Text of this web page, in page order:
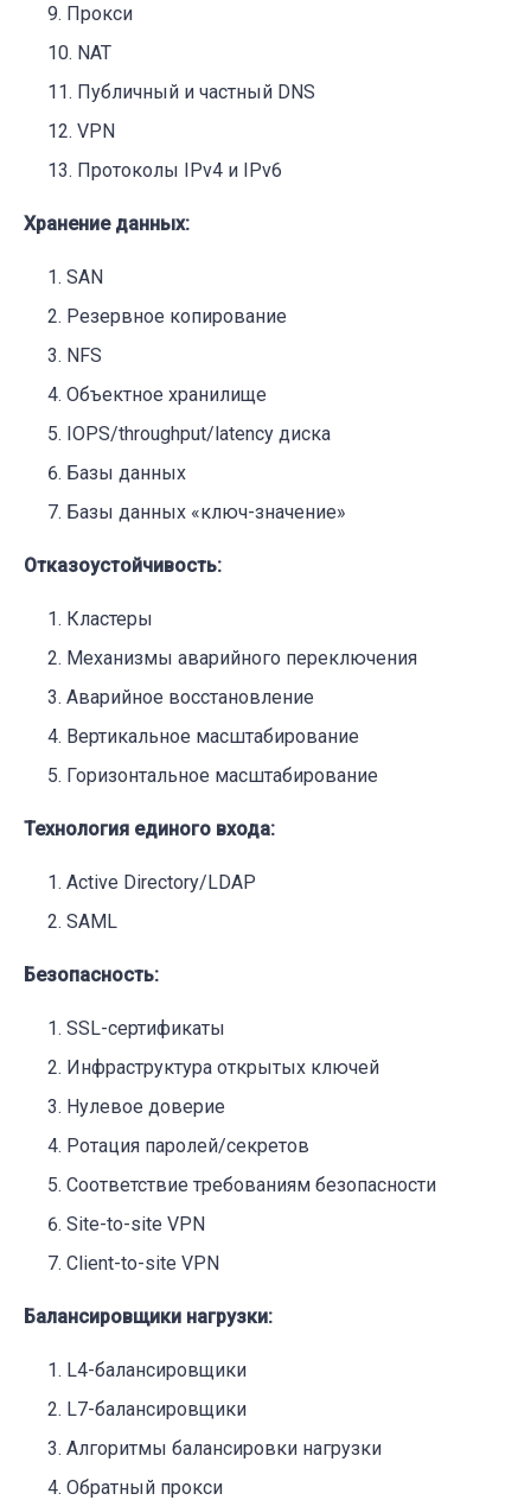
Прокси
NAT
Публичный и частный DNS
VPN
Протоколы IPv4 и IPv6
Хранение данных:
SAN
Резервное копирование
NFS
Объектное хранилище
IOPS/throughput/latency диска
Базы данных
Базы данных «ключ-значение»
Отказоустойчивость:
Кластеры
Механизмы аварийного переключения
Аварийное восстановление
Вертикальное масштабирование
Горизонтальное масштабирование
Технология единого входа:
Active Directory/LDAP
SAML
Безопасность:
SSL-сертификаты
Инфраструктура открытых ключей
Нулевое доверие
Ротация паролей/секретов
Соответствие требованиям безопасности
Site-to-site VPN
Client-to-site VPN
Балансировщики нагрузки:
L4-балансировщики
L7-балансировщики
Алгоритмы балансировки нагрузки
Обратный прокси